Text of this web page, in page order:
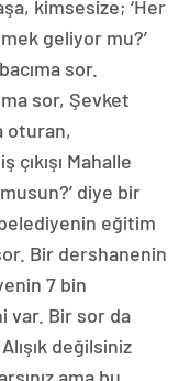
kimsesize; ‘Her
geliyor mu?’
sor.
sor, Şevket
oturan,
çıkışı Mahalle
diye bir
eğitim
Bir dershanenin
7 bin
var. Bir sor da
değilsiniz